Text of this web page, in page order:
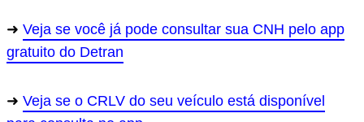
Veja se você já pode consultar sua CNH pelo app
gratuito do Detran
Veja se o CRLV do seu veículo está disponível